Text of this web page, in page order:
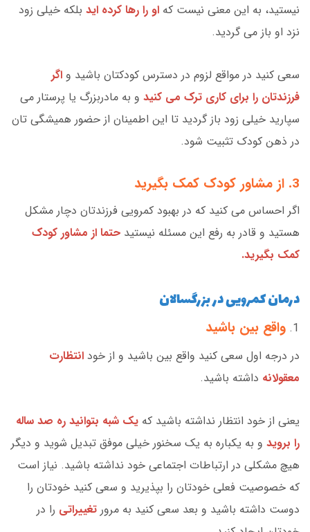
نیستید، به این معنی نیست که او را رها کرده اید بلکه خیلی زود
نزد او باز می گردید.
سعی کنید در مواقع لزوم در دسترس کودکتان باشید و اگر
فرزندتان را برای کاری ترک می کنید و به مادربزرگ یا پرستار می
سپارید خیلی زود باز گردید تا این اطمینان از حضور همیشگی تان
در ذهن کودک تثبیت شود.
3. از مشاور کودک کمک بگیرید
اگر احساس می کنید که در بهبود کمرویی فرزندتان دچار مشکل
هستید و قادر به رفع این مسئله نیستید حتما از مشاور کودک
کمک بگیرید.
درمان کمرویی در بزرگسالان
واقع بین باشید
در درجه اول سعی کنید واقع بین باشید و از خود انتظارت
معقولانه داشته باشید.
یعنی از خود انتظار نداشته باشید که یک شبه بتوانید ره صد ساله
را بروید و به یکباره به یک سخنور خیلی موفق تبدیل شوید و دیگر
هیچ مشکلی در ارتباطات اجتماعی خود نداشته باشید. نیاز است
که خصوصیت فعلی خودتان را بپذیرید و سعی کنید خودتان را
دوست داشته باشید و بعد سعی کنید به مرور تغییراتی را در